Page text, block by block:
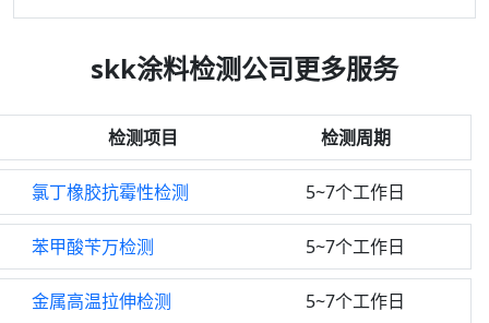
skk涂料检测公司更多服务
检测项目 检测周期
氯丁橡胶抗霉性检测 5~7个工作日
苯甲酸苄万检测 5~7个工作日
金属高温拉伸检测 5~7个工作日